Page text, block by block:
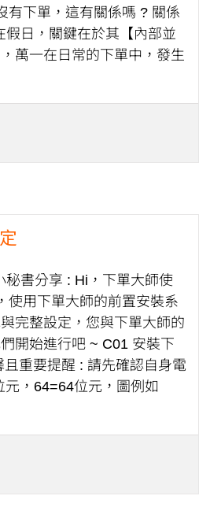
有下單，這有關係嗎 ? 關係
假日，關鍵在於其【內部並
萬一在日常的下單中，發生
秘書分享 : Hi，下單大師使
使用下單大師的前置安裝系
完整設定，您與下單大師的
開始進行吧 ~ C01 安裝下
重要提醒 : 請先確認自身電
，64=64位元，圖例如